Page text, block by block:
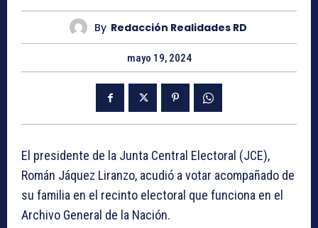
By Redacción Realidades RD
mayo 19, 2024
El presidente de la Junta Central Electoral (JCE),
Román Jáquez Liranzo, acudió a votar acompañado de
su familia en el recinto electoral que funciona en el
Archivo General de la Nación.